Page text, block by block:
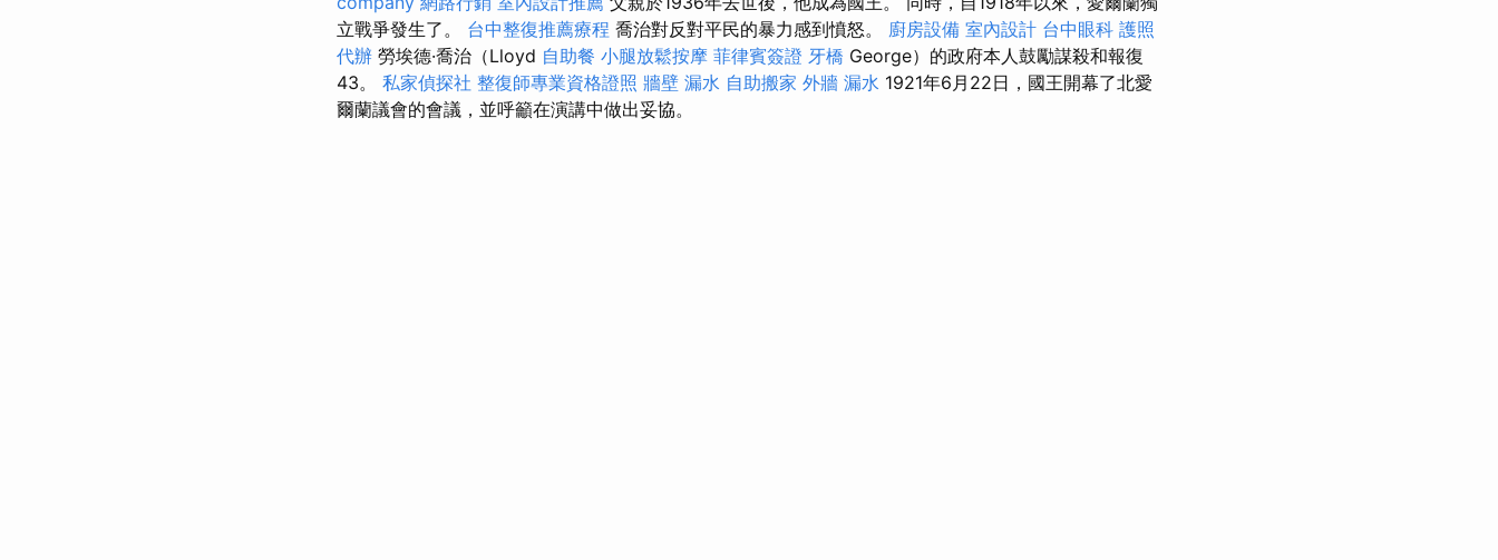
立戰爭發生了。 台中整復推薦療程 喬治對反對平民的暴力感到憤怒。 廚房設備 室內設計 台中眼科 護照
代辦 勞埃德·喬治（Lloyd 自助餐 小腿放鬆按摩 菲律賓簽證 牙橋 George）的政府本人鼓勵謀殺和報復
43。 私家偵探社 整復師專業資格證照 牆壁 漏水 自助搬家 外牆 漏水 1921年6月22日，國王開幕了北愛
爾蘭議會的會議，並呼籲在演講中做出妥協。